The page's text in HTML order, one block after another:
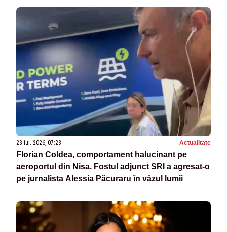
23 iul. 2026, 07:23 Actualitate
Florian Coldea, comportament halucinant pe
aeroportul din Nisa. Fostul adjunct SRI a agresat-o
pe jurnalista Alessia Păcuraru în văzul lumii